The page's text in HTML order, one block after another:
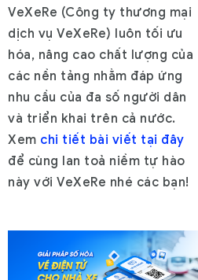
VeXeRe (Công ty thương mại
dịch vụ VeXeRe) luôn tối ưu
hóa, nâng cao chất lượng của
các nền tảng nhằm đáp ứng
nhu cầu của đa số người dân
và triển khai trên cả nước.
Xem chi tiết bài viết tại đây
để cùng lan toả niềm tự hào
này với VeXeRe nhé các bạn!